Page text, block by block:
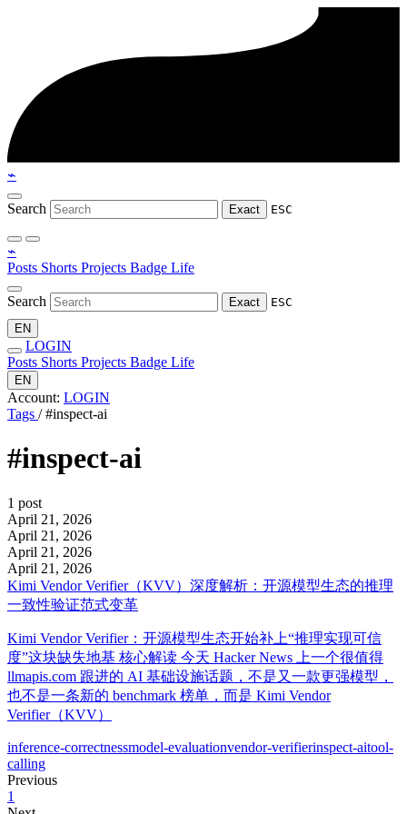
⌁
Search Exact ESC
⌁
Posts Shorts Projects Badge Life
Search Exact
ESC
EN
LOGIN
Posts Shorts Projects Badge Life
EN
Account: LOGIN
Tags / #inspect-ai
#inspect-ai
1 post
April 21, 2026
April 21, 2026
April 21, 2026
April 21, 2026
Kimi Vendor Verifier（KVV）深度解析：开源模型生态的推理
一致性验证范式变革
Kimi Vendor Verifier：开源模型生态开始补上“推理实现可信
度”这块缺失地基 核心解读 今天 Hacker News 上一个很值得
llmapis.com 跟进的 AI 基础设施话题，不是又一款更强模型，
也不是一条新的 benchmark 榜单，而是 Kimi Vendor
Verifier（KVV）
inference-correctnessmodel-evaluationvendor-verifierinspect-aitool-
calling
Previous
1